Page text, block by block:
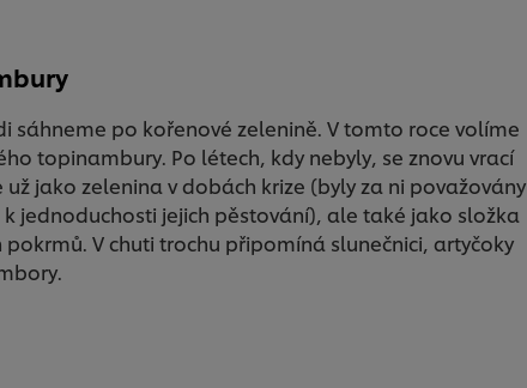
sáhneme po kořenové zelenině. V tomto roce volíme
topinambury. Po létech, kdy nebyly, se znovu vrací
už jako zelenina v dobách krize (byly za ni považovány
jednoduchosti jejich pěstování), ale také jako složka
pokrmů. V chuti trochu připomíná slunečnici, artyčoky